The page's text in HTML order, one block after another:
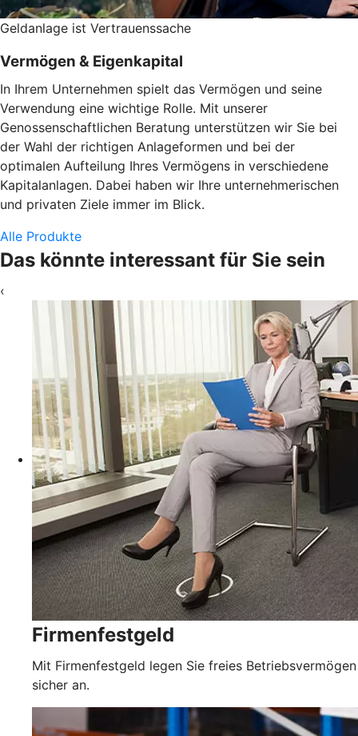
Geldanlage ist Vertrauenssache
Vermögen & Eigenkapital
In Ihrem Unternehmen spielt das Vermögen und seine
Verwendung eine wichtige Rolle. Mit unserer
Genossenschaftlichen Beratung unterstützen wir Sie bei
der Wahl der richtigen Anlageformen und bei der
optimalen Aufteilung Ihres Vermögens in verschiedene
Kapitalanlagen. Dabei haben wir Ihre unternehmerischen
und privaten Ziele immer im Blick.
Alle Produkte
Das könnte interessant für Sie sein
‹
Firmenfestgeld
Mit Firmenfestgeld legen Sie freies Betriebsvermögen
sicher an.